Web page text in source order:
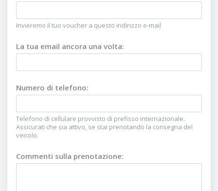
Invieremo il tuo voucher a questo indirizzo e-mail
La tua email ancora una volta:
Numero di telefono:
Telefono di cellulare provvisto di prefisso internazionale.
Assicurati che sia attivo, se stai prenotando la consegna del
veicolo.
Commenti sulla prenotazione: